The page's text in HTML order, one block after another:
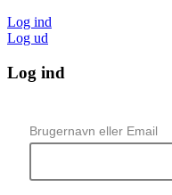
Log ind
Log ud
Log ind
Brugernavn eller Email